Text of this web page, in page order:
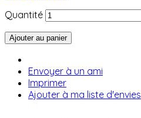
Quantité
Ajouter au panier
Envoyer à un ami
Imprimer
Ajouter à ma liste d'envies